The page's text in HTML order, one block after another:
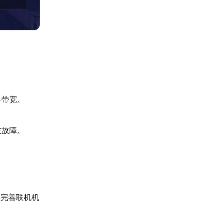
宽。
障。
善联机机